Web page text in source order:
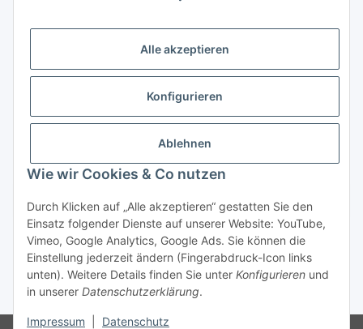
Alle akzeptieren
Konfigurieren
Ablehnen
Wie wir Cookies & Co nutzen
Durch Klicken auf „Alle akzeptieren“ gestatten Sie den
Einsatz folgender Dienste auf unserer Website: YouTube,
Vimeo, Google Analytics, Google Ads. Sie können die
Einstellung jederzeit ändern (Fingerabdruck-Icon links
unten). Weitere Details finden Sie unter Konfigurieren und
in unserer Datenschutzerklärung.
Impressum Datenschutz
Vertrag widerrufen
* Alle Preise inkl. gesetzlicher USt.